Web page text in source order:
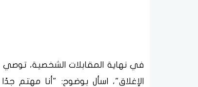
في نهاية المقابلات الشخصية،
الإغلاق"، اسأل بوضوح: "أنا مهتم